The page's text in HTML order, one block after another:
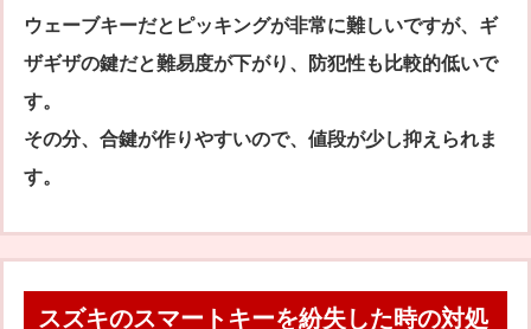
ウェーブキーだとピッキングが非常に難しいですが、ギ
ザギザの鍵だと難易度が下がり、防犯性も比較的低いで
す。
その分、合鍵が作りやすいので、値段が少し抑えられま
す。
スズキのスマートキーを紛失した時の対処